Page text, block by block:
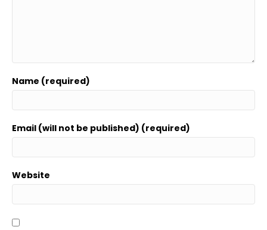
Name (required)
Email (will not be published) (required)
Website